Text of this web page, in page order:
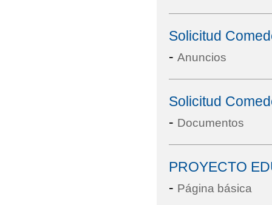
Solicitud
- Anuncios
Solicitud
- Documentos
PROYECTO
- Página básica